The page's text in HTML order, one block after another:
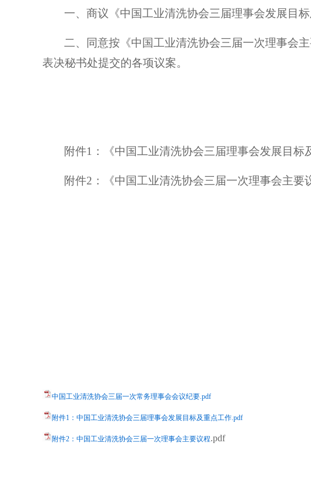
一、商议《中国工业清洗协会三届理事会发展目
二、同意按 《中国工业清洗协会三届一次理事会
表决秘书处提交的各项议案。
附件1： 《中国工业清洗协会三届理事会发展目标
附件2： 《中国工业清洗协会三届一次理事会主要
中国工业清洗协会三届一次常务理事会会议纪要.pdf
附件1：中国工业清洗协会三届理事会发展目标及重点工作.pdf
附件2： 中国工业清洗协会三届一次理事会主要议程.pdf